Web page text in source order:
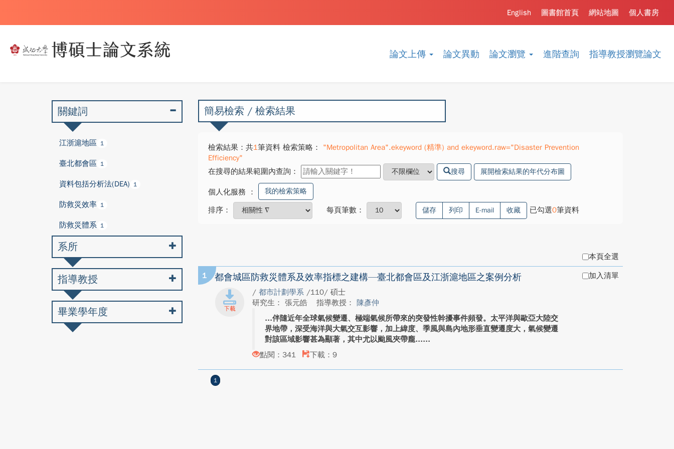
論文上傳 論文異動 論文瀏覽 進階查詢 指導教授瀏覽論文
個人書房
網站地圖
圖書館首頁
English
簡易檢索 / 檢索結果
檢索結果：共1筆資料 檢索策略：
"Metropolitan Area".ekeyword (精準) and ekeyword.raw="Disaster Prevention
Efficiency"
在搜尋的結果範圍內查詢：
搜尋 展開檢索結果的年代分布圖
個人化服務 ： 我的檢索策略
排序： 每頁筆數： 儲存 列印 E-mail 收藏 已勾選0筆資料
本頁全選
1 都會城區防救災體系及效率指標之建構—臺北都會區及江浙滬地區之案例分析
/ 都市計劃學系 /110/ 碩士
研究生： 張元皓
指導教授： 陳彥仲
伴隨近年全球氣候變遷、極端氣候所帶來的突發性幹擾事件頻發。太平洋與歐亞大陸交
界地帶，深受海洋與大氣交互影響，加上緯度、季風與島內地形垂直變遷度大，氣候變遷
對該區域影響甚為顯著，其中尤以颱風夾帶龐...
點閱：341
下載：9
加入清單
1
關鍵詞
江浙滬地區 1
臺北都會區 1
資料包括分析法(DEA) 1
防救災效率 1
防救災體系 1
系所
指導教授
畢業學年度